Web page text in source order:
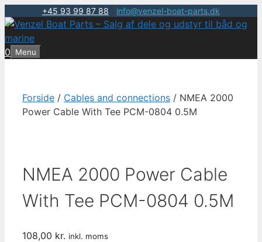
+45 93 99 87 88 info@venzel-boat-parts.dk
Hop
til
indhold
0 Menu
Forside / Cables and connections / NMEA 2000
Power Cable With Tee PCM-0804 0.5M
NMEA 2000 Power Cable
With Tee PCM-0804 0.5M
108,00 kr. inkl. moms